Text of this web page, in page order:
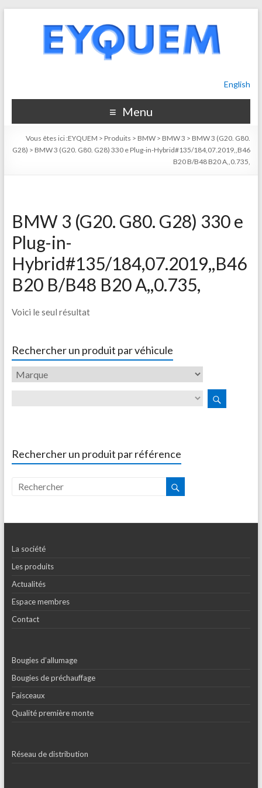
English
Menu
Vous êtes ici :EYQUEM > Produits > BMW > BMW 3 > BMW 3 (G20. G80.
G28) > BMW 3 (G20. G80. G28) 330 e Plug-in-Hybrid#135/184,07.2019,,B46
B20 B/B48 B20 A,,0.735,
BMW 3 (G20. G80. G28) 330 e
Plug-in-
Hybrid#135/184,07.2019,,B46
B20 B/B48 B20 A,,0.735,
Voici le seul résultat
Rechercher un produit par véhicule
Rechercher un produit par référence
La société
Les produits
Actualités
Espace membres
Contact
Bougies d’allumage
Bougies de préchauffage
Faisceaux
Qualité première monte
Réseau de distribution